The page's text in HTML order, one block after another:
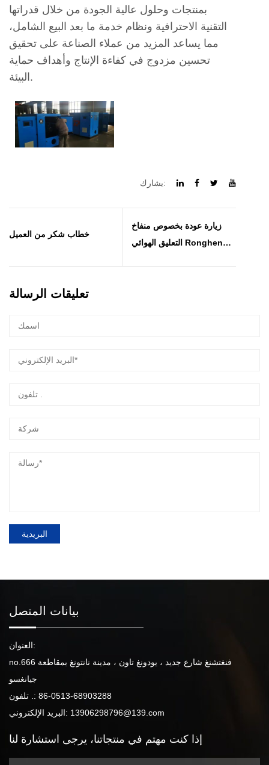
بمنتجات وحلول عالية الجودة من خلال قدراتها
التقنية الاحترافية ونظام خدمة ما بعد البيع الشامل،
مما يساعد المزيد من عملاء الصناعة على تحقيق
تحسين مزدوج في كفاءة الإنتاج وأهداف حماية
البيئة.
يشارك:
خطاب شكر من العميل
زيارة عودة بخصوص منفاخ
التعليق الهوائي Rongheng
تعليقات الرسالة
البريدية
بيانات المتصل
العنوان:
no.666 فنغتشنغ شارع جديد ، يودونغ تاون ، مدينة نانتونغ بمقاطعة
جيانغسو
تلفون .: 86-0513-68903288
البريد الإلكتروني: 13906298796@139.com
إذا كنت مهتم في منتجاتنا، يرجى استشارة لنا